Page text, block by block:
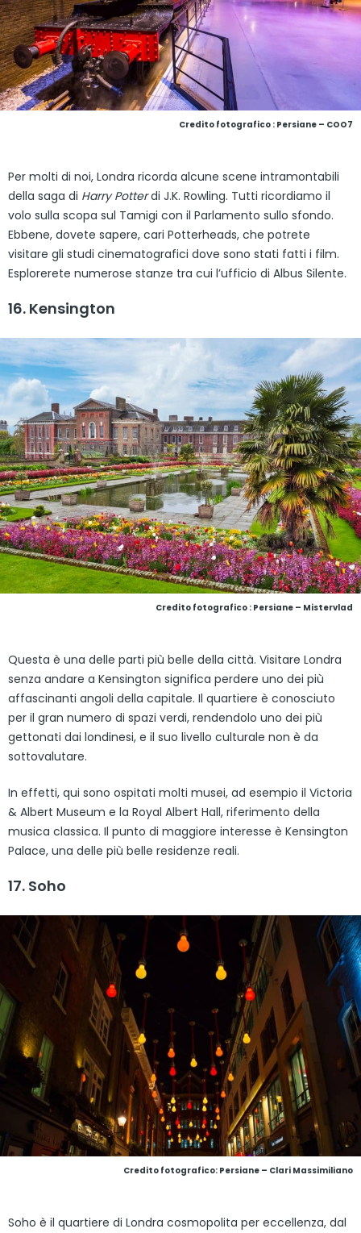
Credito fotografico : Persiane – COO7
Per molti di noi, Londra ricorda alcune scene intramontabili
della saga di Harry Potterdi J.K. Rowling. Tutti ricordiamo il
volo sulla scopa sul Tamigi con il Parlamento sullo sfondo.
Ebbene, dovete sapere, cari Potterheads, che potrete
visitare gli studi cinematografici dove sono stati fatti i film.
Esplorerete numerose stanze tra cui l’ufficio di Albus Silente.
16. Kensington
Credito fotografico : Persiane – Mistervlad
Questa è una delle parti più belle della città. Visitare Londra
senza andare a Kensington significa perdere uno dei più
affascinanti angoli della capitale. Il quartiere è conosciuto
per il gran numero di spazi verdi, rendendolo uno dei più
gettonati dai londinesi, e il suo livello culturale non è da
sottovalutare.
In effetti, qui sono ospitati molti musei, ad esempio il Victoria
& Albert Museum e la Royal Albert Hall, riferimento della
musica classica. Il punto di maggiore interesse è Kensington
Palace, una delle più belle residenze reali.
17. Soho
Credito fotografico: Persiane – Clari Massimiliano
Soho è il quartiere di Londra cosmopolita per eccellenza, dal